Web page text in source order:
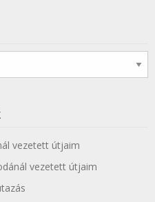
vezetett útjaim
vezetett útjaim